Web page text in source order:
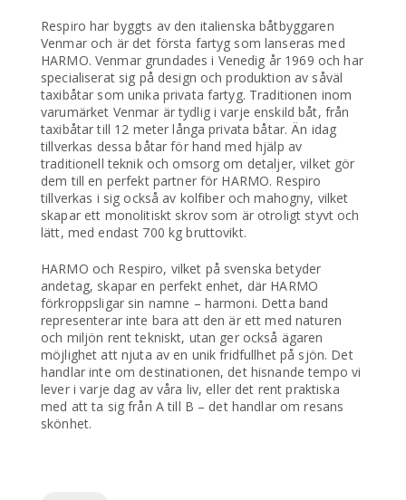
Respiro har byggts av den italienska båtbyggaren
Venmar och är det första fartyg som lanseras med
HARMO. Venmar grundades i Venedig år 1969 och har
specialiserat sig på design och produktion av såväl
taxibåtar som unika privata fartyg. Traditionen inom
varumärket Venmar är tydlig i varje enskild båt, från
taxibåtar till 12 meter långa privata båtar. Än idag
tillverkas dessa båtar för hand med hjälp av
traditionell teknik och omsorg om detaljer, vilket gör
dem till en perfekt partner för HARMO. Respiro
tillverkas i sig också av kolfiber och mahogny, vilket
skapar ett monolitiskt skrov som är otroligt styvt och
lätt, med endast 700 kg bruttovikt.
HARMO och Respiro, vilket på svenska betyder
andetag, skapar en perfekt enhet, där HARMO
förkroppsligar sin namne – harmoni. Detta band
representerar inte bara att den är ett med naturen
och miljön rent tekniskt, utan ger också ägaren
möjlighet att njuta av en unik fridfullhet på sjön. Det
handlar inte om destinationen, det hisnande tempo vi
lever i varje dag av våra liv, eller det rent praktiska
med att ta sig från A till B – det handlar om resans
skönhet.